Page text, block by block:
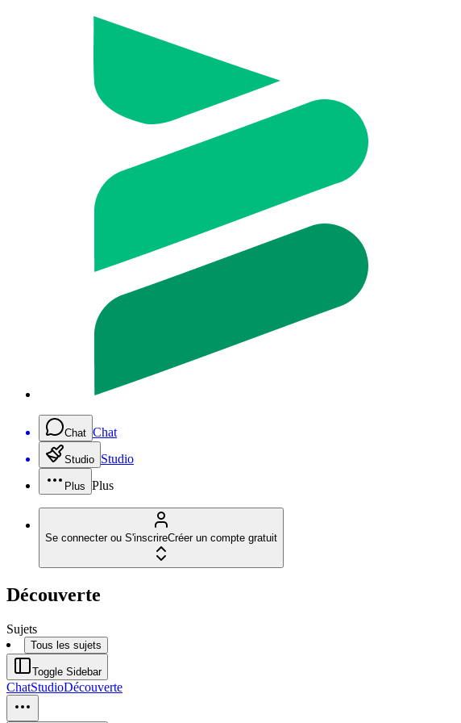
Chat Chat
Studio Studio
Plus Plus
Se connecter ou S'inscrireCréer un compte gratuit
Découverte
Sujets
Tous les sujets
Toggle Sidebar
ChatStudioDécouverte